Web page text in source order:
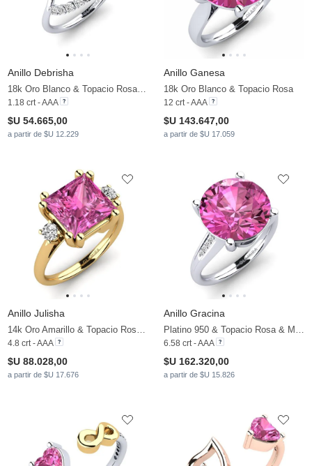
Anillo Debrisha
1.18 crt - AAA
$U 54.665,00
a partir de $U 12.229
Anillo Ganesa
18k Oro Blanco & Topacio Rosa
12 crt - AAA
$U 143.647,00
a partir de $U 17.059
Anillo Julisha
4.8 crt - AAA
$U 88.028,00
a partir de $U 17.676
Anillo Gracina
6.58 crt - AAA
$U 162.320,00
a partir de $U 15.826